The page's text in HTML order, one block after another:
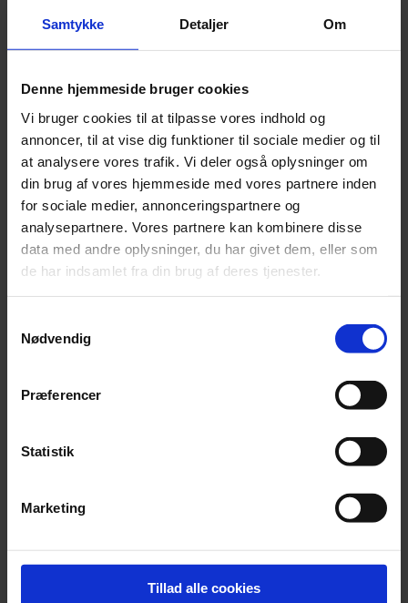
Samtykke Detaljer Om
Denne hjemmeside bruger cookies
Vi bruger cookies til at tilpasse vores indhold og
annoncer, til at vise dig funktioner til sociale medier og til
at analysere vores trafik. Vi deler også oplysninger om
din brug af vores hjemmeside med vores partnere inden
for sociale medier, annonceringspartnere og
analysepartnere. Vores partnere kan kombinere disse
data med andre oplysninger, du har givet dem, eller som
de har indsamlet fra din brug af deres tjenester.
Nødvendig
Præferencer
Statistik
Marketing
Tillad alle cookies
Varelager
Varelager, kontrolleres eksempelvis til
Forespørgsler og analyser af udvikling i forhold til